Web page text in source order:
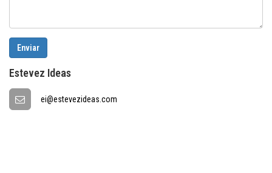
Enviar
Estevez Ideas
ei@estevezideas.com